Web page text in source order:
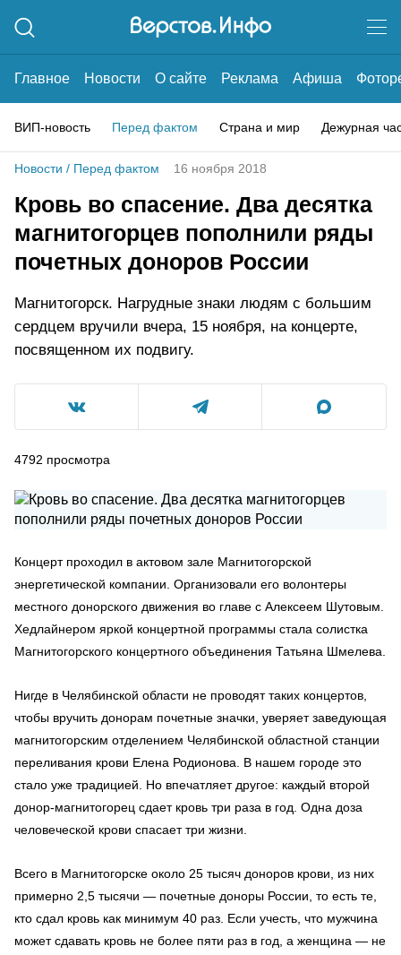
Главное Новости О сайте Реклама Афиша
ВИП-новость Перед фактом Страна и мир Дежурная
Новости / Перед фактом 16 ноября 2018
Кровь во спасение. Два десятка
магнитогорцев пополнили ряды
почетных доноров России
Магнитогорск. Нагрудные знаки людям с большим
сердцем вручили вчера, 15 ноября, на концерте,
посвященном их подвигу.
4792 просмотра
Концерт проходил в актовом зале Магнитогорской
энергетической компании. Организовали его волонтеры
местного донорского движения во главе с Алексеем Шутовым.
Хедлайнером яркой концертной программы стала солистка
Магнитогорского концертного объединения Татьяна Шмелева.
Нигде в Челябинской области не проводят таких концертов,
чтобы вручить донорам почетные значки, уверяет заведующая
магнитогорским отделением Челябинской областной станции
переливания крови Елена Родионова. В нашем городе это
стало уже традицией. Но впечатляет другое: каждый второй
донор-магнитогорец сдает кровь три раза в год. Одна доза
человеческой крови спасает три жизни.
Всего в Магнитогорске около 25 тысяч доноров крови, из них
примерно 2,5 тысячи — почетные доноры России, то есть те,
кто сдал кровь как минимум 40 раз. Если учесть, что мужчина
может сдавать кровь не более пяти раз в год, а женщина — не